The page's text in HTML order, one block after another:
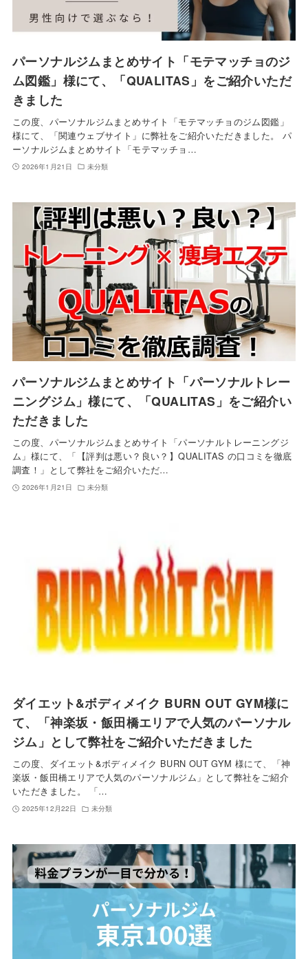
パーソナルジムまとめサイト「モテマッチョのジ
ム図鑑」様にて、「QUALITAS」をご紹介いただ
きました
この度、パーソナルジムまとめサイト「モテマッチョのジム図鑑」
様にて、「関連ウェブサイト」に弊社をご紹介いただきました。 パ
ーソナルジムまとめサイト「モテマッチョ…
2026年1月21日 未分類
パーソナルジムまとめサイト「パーソナルトレー
ニングジム」様にて、「QUALITAS」をご紹介い
ただきました
この度、パーソナルジムまとめサイト「パーソナルトレーニングジ
ム」様にて、「【評判は悪い？良い？】QUALITAS の口コミを徹底
調査！」として弊社をご紹介いただ…
2026年1月21日 未分類
ダイエット&ボディメイク BURN OUT GYM様に
て、「神楽坂・飯田橋エリアで人気のパーソナル
ジム」として弊社をご紹介いただきました
この度、ダイエット&ボディメイク BURN OUT GYM 様にて、「神
楽坂・飯田橋エリアで人気のパーソナルジム」として弊社をご紹介
いただきました。 「…
2025年12月22日 未分類